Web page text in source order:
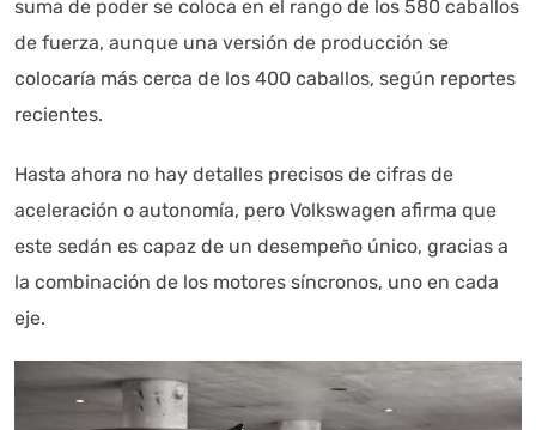
suma de poder se coloca en el rango de los 580 caballos
de fuerza, aunque una versión de producción se
colocaría más cerca de los 400 caballos, según reportes
recientes.
Hasta ahora no hay detalles precisos de cifras de
aceleración o autonomía, pero Volkswagen afirma que
este sedán es capaz de un desempeño único, gracias a
la combinación de los motores síncronos, uno en cada
eje.